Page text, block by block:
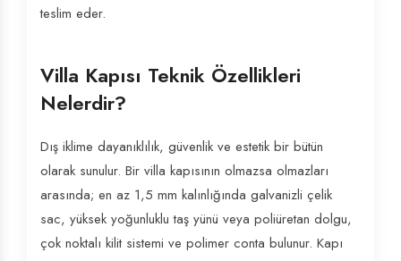
teslim eder.
Villa Kapısı Teknik Özellikleri
Nelerdir?
Dış iklime dayanıklılık, güvenlik ve estetik bir bütün
olarak sunulur. Bir villa kapısının olmazsa olmazları
arasında; en az 1,5 mm kalınlığında galvanizli çelik
sac, yüksek yoğunluklu taş yünü veya poliüretan dolgu,
çok noktalı kilit sistemi ve polimer conta bulunur. Kapı